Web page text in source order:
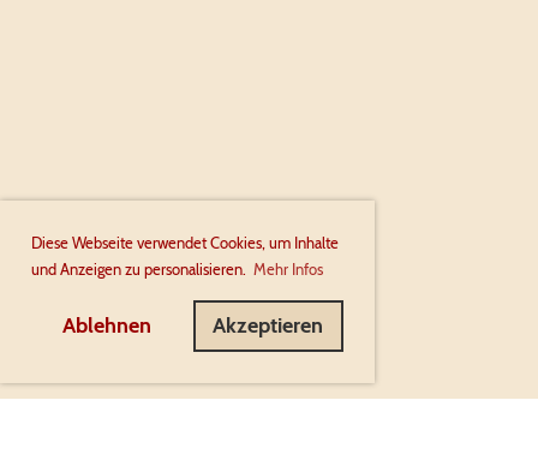
Diese Webseite verwendet Cookies, um Inhalte
und Anzeigen zu personalisieren. Mehr Infos
Ablehnen Akzeptieren